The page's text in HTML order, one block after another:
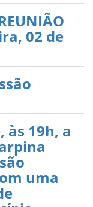
02 de
às 19h, a
uma